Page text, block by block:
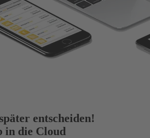
entscheiden!
in die Cloud